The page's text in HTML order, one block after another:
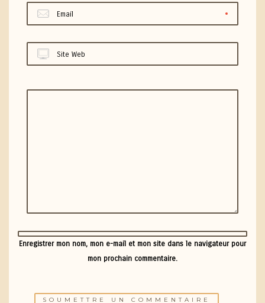
Email
Site Web
Enregistrer mon nom, mon e-mail et mon site dans le navigateur pour
mon prochain commentaire.